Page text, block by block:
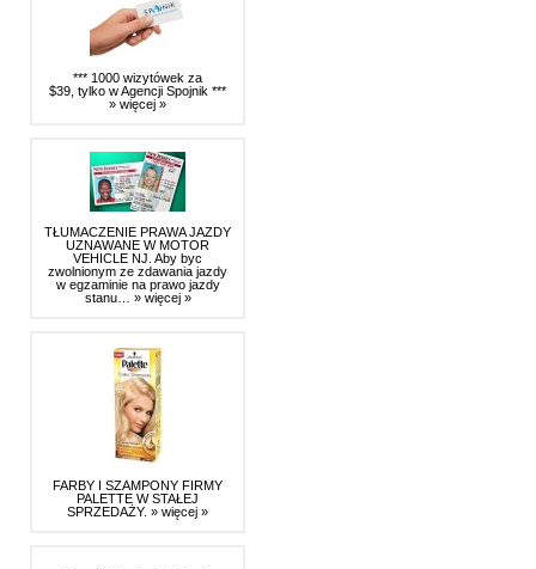
*** 1000 wizytówek za
$39, tylko w Agencji Spojnik ***
» więcej »
TŁUMACZENIE PRAWA JAZDY
UZNAWANE W MOTOR
VEHICLE NJ. Aby byc
zwolnionym ze zdawania jazdy
w egzaminie na prawo jazdy
stanu… » więcej »
FARBY I SZAMPONY FIRMY
PALETTE W STAŁEJ
SPRZEDAŻY. » więcej »